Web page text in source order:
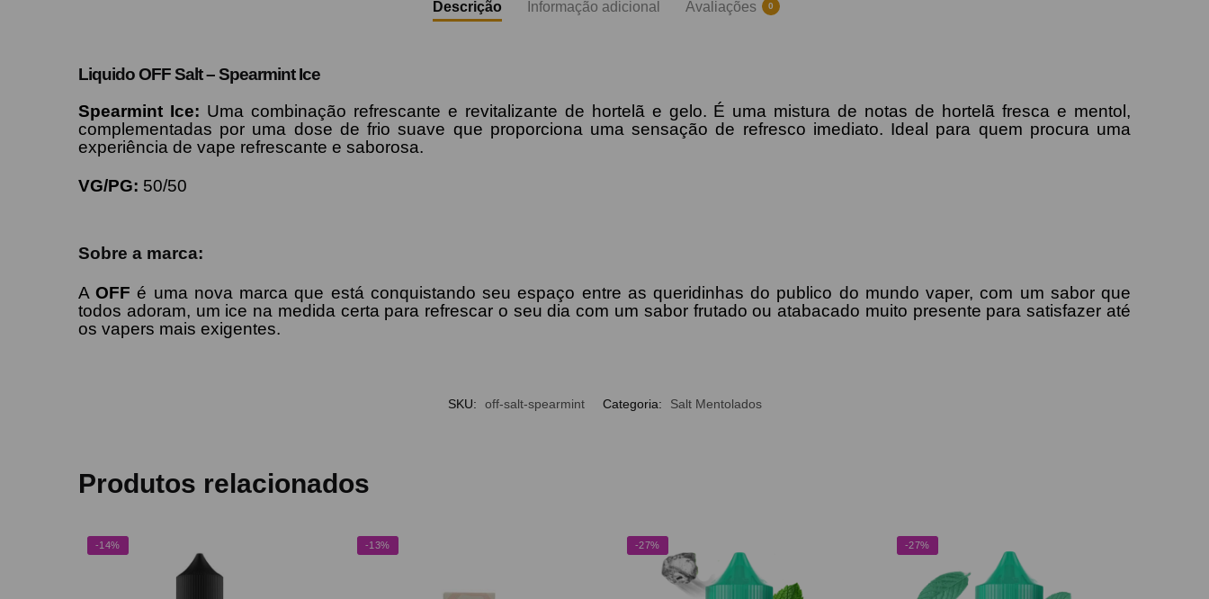
Descrição Informação adicional Avaliações 0
Liquido OFF Salt –Spearmint Ice
Spearmint Ice: Uma combinação refrescante e revitalizante de hortelã e gelo. É uma mistura de notas de hortelã fresca e mentol,
complementadas por uma dose de frio suave que proporciona uma sensação de refresco imediato. Ideal para quem procura uma
experiência de vape refrescante e saborosa.
VG/PG: 50/50
Sobre a marca:
AOFF é uma nova marca que está conquistando seu espaço entre as queridinhas do publico do mundo vaper, com um sabor que
todos adoram, um ice na medida certa para refrescar o seu dia com um sabor frutado ou atabacado muito presente para satisfazer até
os vapers mais exigentes.
SKU: off-salt-spearmint Categoria: Salt Mentolados
Produtos relacionados
-14% -13% -27% -27%